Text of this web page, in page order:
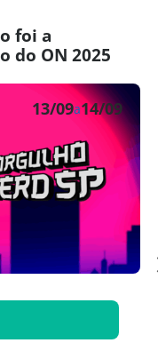
foi a
do ON 2025
13/09a14/09